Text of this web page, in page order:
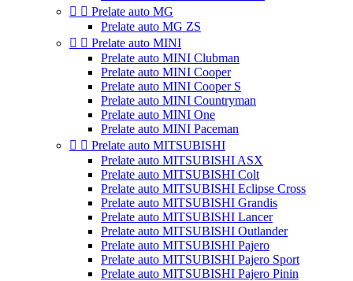
  Prelate auto MG
Prelate auto MG ZS
  Prelate auto MINI
Prelate auto MINI Clubman
Prelate auto MINI Cooper
Prelate auto MINI Cooper S
Prelate auto MINI Countryman
Prelate auto MINI One
Prelate auto MINI Paceman
  Prelate auto MITSUBISHI
Prelate auto MITSUBISHI ASX
Prelate auto MITSUBISHI Colt
Prelate auto MITSUBISHI Eclipse Cross
Prelate auto MITSUBISHI Grandis
Prelate auto MITSUBISHI Lancer
Prelate auto MITSUBISHI Outlander
Prelate auto MITSUBISHI Pajero
Prelate auto MITSUBISHI Pajero Sport
Prelate auto MITSUBISHI Pajero Pinin